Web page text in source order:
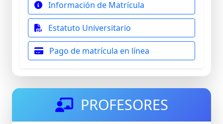
Información de Matrícula
Estatuto Universitario
Pago de matrícula en línea
PROFESORES